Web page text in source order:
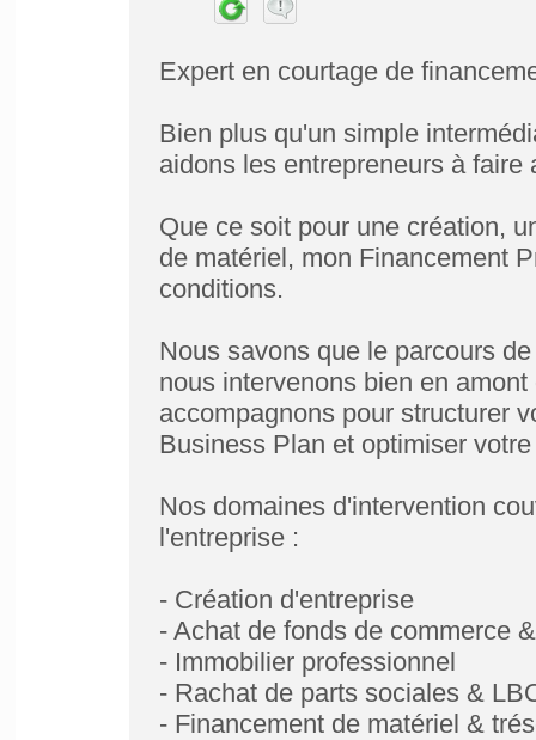
Expert en courtage de
Bien plus qu'un simple
aidons les entrepreneurs à faire
Que ce soit pour une création,
de matériel, mon Financement
conditions.
Nous savons que le parcours
nous intervenons bien en
accompagnons pour structurer
Business Plan et optimiser
Nos domaines d'intervention
l'entreprise :
- Création d'entreprise
- Achat de fonds de commerce
- Immobilier professionnel
- Rachat de parts sociales &
- Financement de matériel &